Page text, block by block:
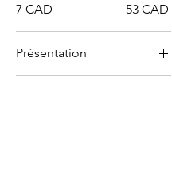
7 CAD 53 CAD
Présentation
Sac par 10 unités